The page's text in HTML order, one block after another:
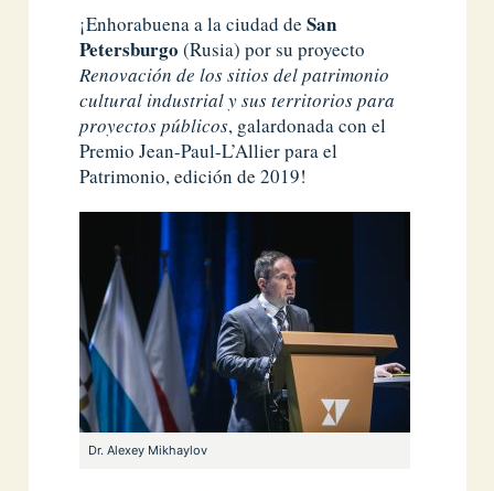
¡Enhorabuena a la ciudad deSan
Petersburgo (Rusia) por su proyecto
Renovación de los sitios del patrimonio
cultural industrial y sus territoriospara
proyectos públicos, galardonada con el
Premio Jean-Paul-L’Allier para el
Patrimonio, edición de 2019!
Dr. Alexey Mikhaylov